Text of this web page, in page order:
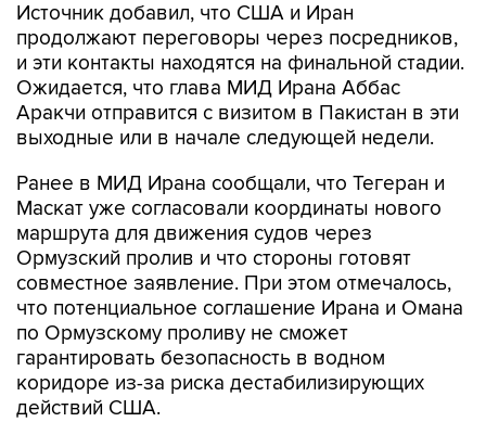
Источник добавил, что США и Иран
продолжают переговоры через посредников,
и эти контакты находятся на финальной стадии.
Ожидается, что глава МИД Ирана Аббас
Аракчи отправится с визитом в Пакистан в эти
выходные или в начале следующей недели.
Ранее в МИД Ирана сообщали, что Тегеран и
Маскат уже согласовали координаты нового
маршрута для движения судов через
Ормузский пролив и что стороны готовят
совместное заявление. При этом отмечалось,
что потенциальное соглашение Ирана и Омана
по Ормузскому проливу не сможет
гарантировать безопасность в водном
коридоре из-за риска дестабилизирующих
действий США.